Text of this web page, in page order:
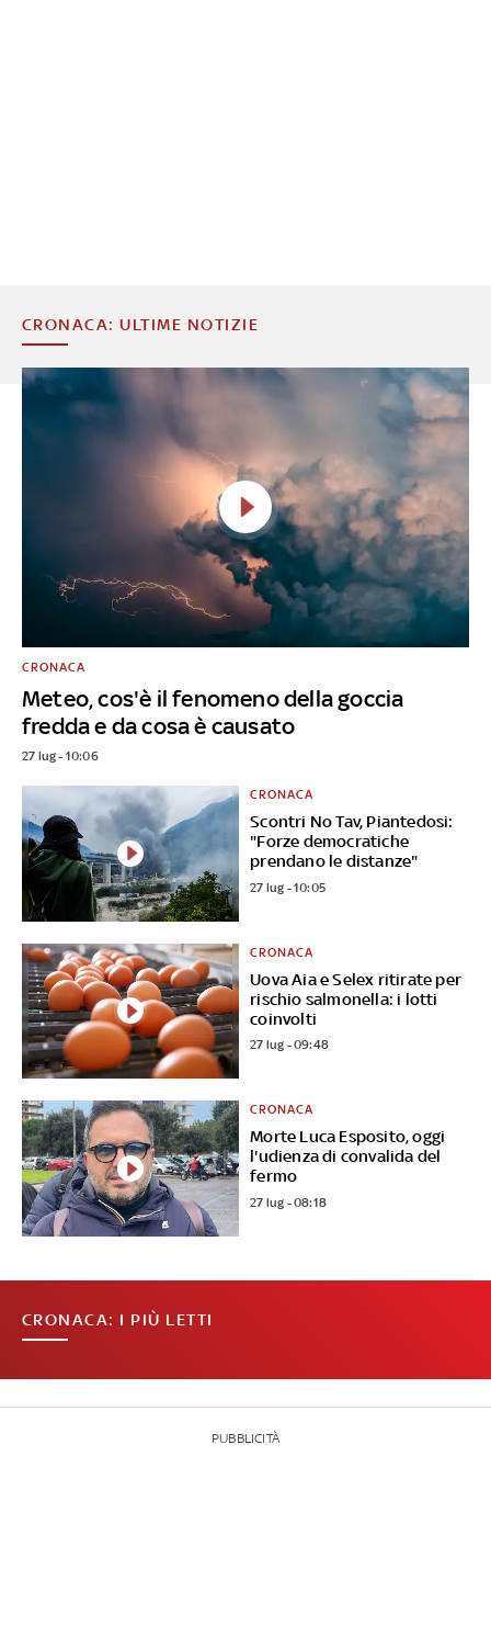
CRONACA: ULTIME NOTIZIE
Meteo, cos'è il fenomeno della goccia
fredda e da cosa è causato
CRONACA
27 lug - 10:06
Scontri No Tav, Piantedosi:
"Forze democratiche
prendano le distanze"
CRONACA
27 lug - 10:05
Uova Aia e Selex ritirate per
rischio salmonella: i lotti
coinvolti
CRONACA
27 lug - 09:48
Morte Luca Esposito, oggi
l'udienza di convalida del
fermo
CRONACA
27 lug - 08:18
CRONACA: I PIÙ LETTI
PUBBLICITÀ